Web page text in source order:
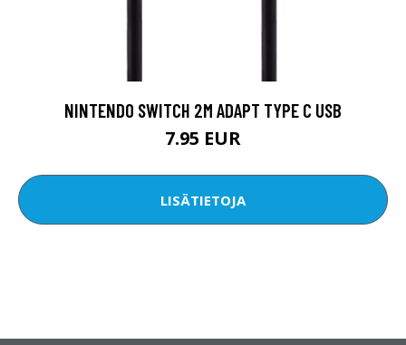
NINTENDO SWITCH 2M ADAPT TYPE C USB
7.95 EUR
LISÄTIETOJA